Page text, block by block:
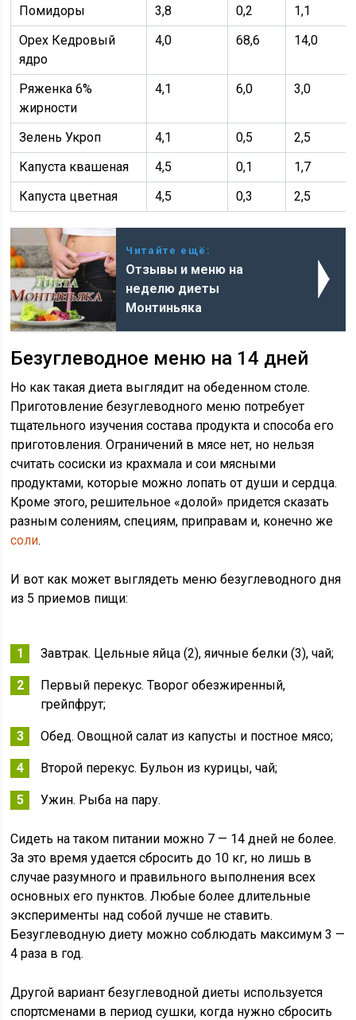
Помидоры
3,8 0,2
1,1
Орех Кедровый
ядро
4,0 68,6 14,0
Ряженка 6%
жирности
4,1 6,0 3,0
Зелень Укроп 4,1 0,5
2,5
Капуста квашеная
4,5 0,1
1,7
Капуста цветная
4,5 0,3 2,5
Читайте ещё:
Отзывы и меню на
неделю диеты
Монтиньяка
Безуглеводное меню на 14 дней
Но как такая диета выглядит на обеденном столе.
Приготовление безуглеводного меню потребует
тщательного изучения состава продукта и способа его
приготовления. Ограничений в мясе нет, но нельзя
считать сосиски из крахмала и сои мясными
продуктами, которые можно лопать от души и сердца.
Кроме этого, решительное «долой» придется сказать
разным солениям, специям, приправам и, конечно же
соли.
И вот как может выглядеть меню безуглеводного дня
из 5 приемов пищи:
Завтрак. Цельные яйца (2), яичные белки (3), чай;
Первый перекус. Творог обезжиренный,
грейпфрут;
Обед. Овощной салат из капусты и постное мясо;
Второй перекус. Бульон из курицы, чай;
Ужин. Рыба на пару.
Сидеть на таком питании можно 7 — 14 дней не более.
За это время удается сбросить до 10 кг, но лишь в
случае разумного и правильного выполнения всех
основных его пунктов. Любые более длительные
эксперименты над собой лучше не ставить.
Безуглеводную диету можно соблюдать максимум 3 —
4 раза в год.
Другой вариант безуглеводной диеты используется
спортсменами в период сушки, когда нужно сбросить